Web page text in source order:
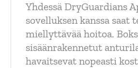
Yhdessä DryGuardians
sovelluksen kanssa saat
miellyttävää hoitoa.
sisäänrakennetut
havaitsevat nopeasti